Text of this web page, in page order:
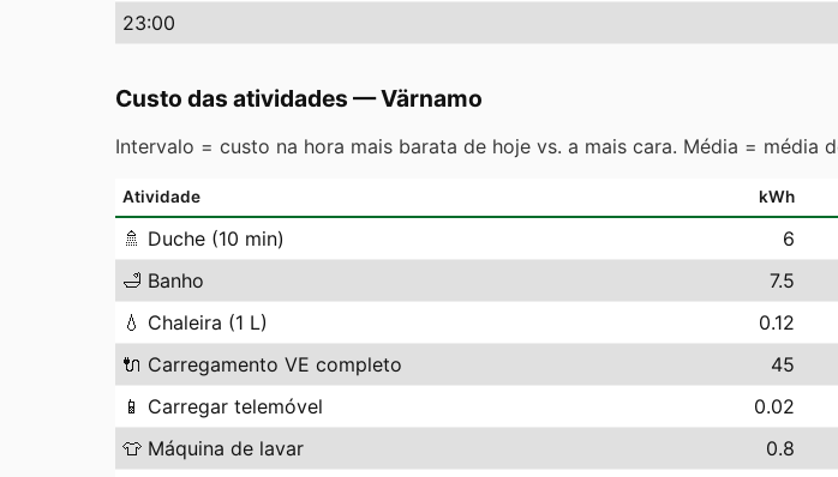
23:00
Custo das atividades —Värnamo
Intervalo = custo na hora mais barata de hoje vs. a mais cara. Média = média
Atividade kWh
🚿 Duche (10 min) 6
🛁 Banho 7.5
💧 Chaleira (1 L) 0.12
🔌 Carregamento VE completo 45
📱 Carregar telemóvel 0.02
👕 Máquina de lavar 0.8